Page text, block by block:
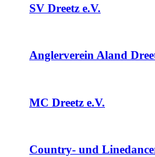
SV Dreetz e.V.
Anglerverein Aland
MC Dreetz e.V.
Country- und